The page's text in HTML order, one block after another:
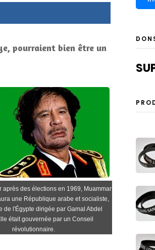
pourraient bien être un
après des élections en 1969, Muammar
une République arabe et socialiste,
de l'Égypte dirigée par Gamal Abdel
était gouvernée par un Conseil
révolutionnaire.